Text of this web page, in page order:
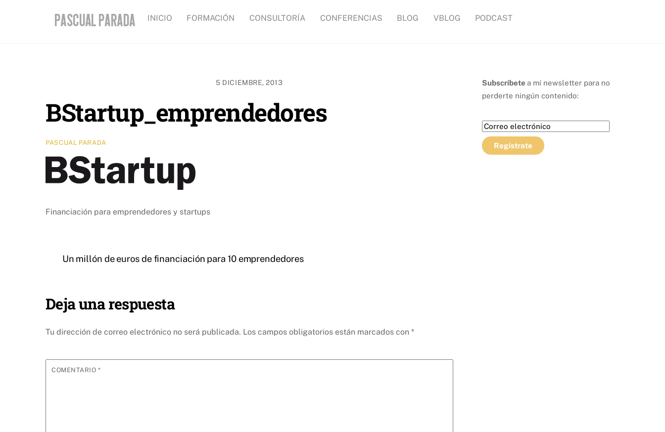
INICIO FORMACIÓN CONSULTORÍA CONFERENCIAS BLOG VBLOG PODCAST
5 DICIEMBRE, 2013
BStartup_emprendedores
PASCUAL PARADA
Financiación para emprendedores y startups
Un millón de euros de financiación para 10 emprendedores
Deja una respuesta
Tu dirección de correo electrónico no será publicada. Los campos obligatorios están marcados con *
COMENTARIO *
Subscríbete a mí newsletter para no
perderte ningún contenido: